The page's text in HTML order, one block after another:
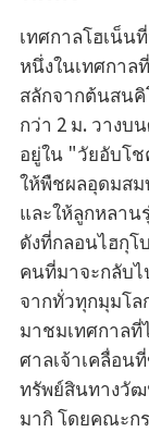
เทศกาลโฮเน็
หนึ่งในเทศกา
สลักจากต้นสนคิ
กว่า 2 ม. วางบ
อยู่ใน "วัยอับโ
ให้พืชผลอุดมสม
และให้ลูกหลาน
ดังที่กลอนไฮกุโ
คนที่มาจะกลับไ
จากทั่วทุกมุมโล
มาชมเทศกาล
ศาลเจ้าเคลื่อน
ทรัพย์สินทางวั
มากิ โดยคณะก